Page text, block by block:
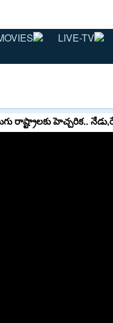
LIVE-TV
రాష్ట్రాలకు హెచ్చరిక..